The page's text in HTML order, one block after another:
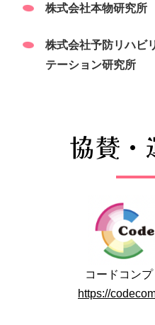
株式会社本物研究所
株式会社予防リハビ
テーション研究所
協賛・
コードコン
https://